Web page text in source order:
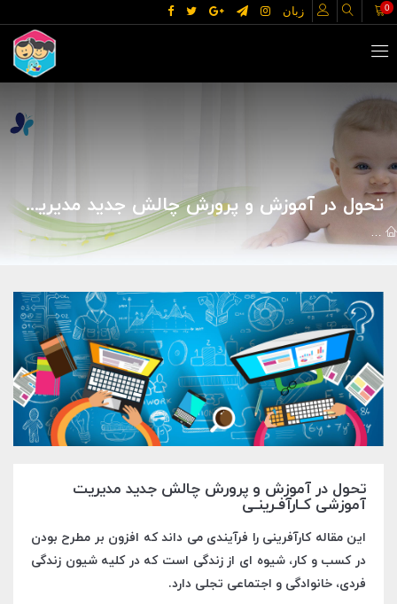
زبان 0
تحول در آموزش و پرورش چالش جدید مدیریت آموزشی کـارآفـرینـی
خانه و خانواده کودک و نوجوان تحول در آموزش و پرورش
تحول در آموزش و پرورش چالش جدید مدیریت
آموزشی کـارآفـرینـی
این مقاله کارآفرینی را فرآیندی می داند که افزون بر مطرح بودن
در کسب و کار، شیوه ای از زندگی است که در کلیه شیون زندگی
فردی، خانوادگی و اجتماعی تجلی دارد.